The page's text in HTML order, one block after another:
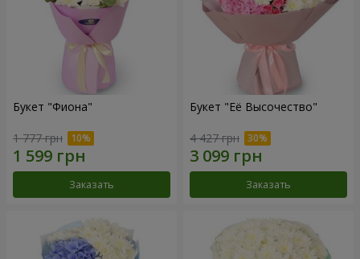
Букет "Фиона"
1 777 грн
Заказать
Букет "Её Высочество"
4 427 грн
Заказать